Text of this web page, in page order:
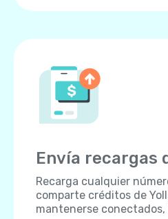
Envía recargas
Recarga cualquier
comparte créditos de
mantenerse